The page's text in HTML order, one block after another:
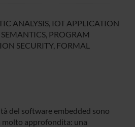
ANALYSIS, IOT APPLICATION
PROGRAM
SECURITY, FORMAL
del software embedded sono
approfondita: una